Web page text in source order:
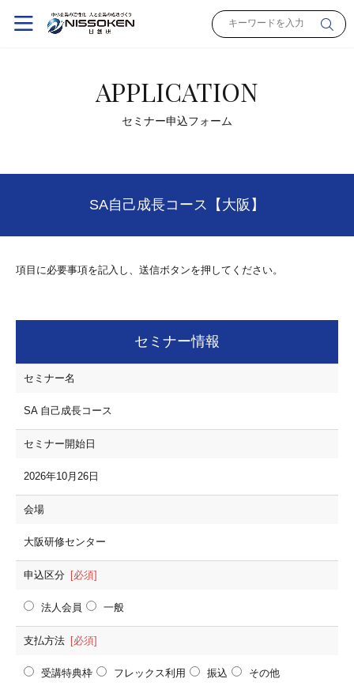
APPLICATION
セミナー申込フォーム
SA自己成長コース【大阪】
項目に必要事項を記入し、送信ボタンを押してください。
セミナー情報
セミナー名
SA 自己成長コース
セミナー開始日
2026年10月26日
会場
大阪研修センター
申込区分 [必須]
法人会員 一般
支払方法 [必須]
受講特典枠 フレックス利用 振込 その他